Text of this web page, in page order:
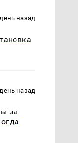
день назад
день назад
за